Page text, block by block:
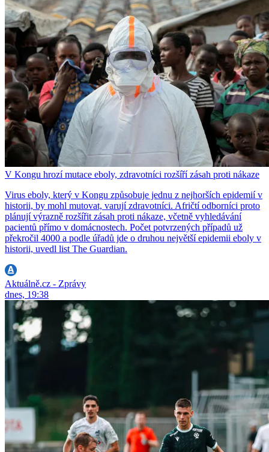
V Kongu hrozí mutace eboly, zdravotníci rozšíří zásah proti nákaze
Virus eboly, který v Kongu způsobuje jednu z nejhorších epidemií v
historii, by mohl mutovat, varují zdravotníci. Afričtí odborníci proto
plánují výrazně rozšířit zásah proti nákaze, včetně vyhledávání
pacientů přímo v domácnostech. Počet potvrzených případů už
překročil 4000 a podle úřadů jde o druhou největší epidemii eboly v
historii, uvedl list The Guardian.
Aktuálně.cz - Zprávy
dnes, 19:38